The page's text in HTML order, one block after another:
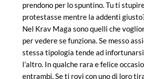
prendono per lo spuntino. Tu ti
protestasse mentre la addenti
Nel Krav Maga sono quelli che
per vedere se funziona. Se messo
stessa tipologia tende ad
l’altro. In qualche rara e felice
entrambi. Se ti rovi con uno di loro